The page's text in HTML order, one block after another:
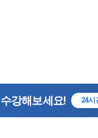
강해보세요! 24시